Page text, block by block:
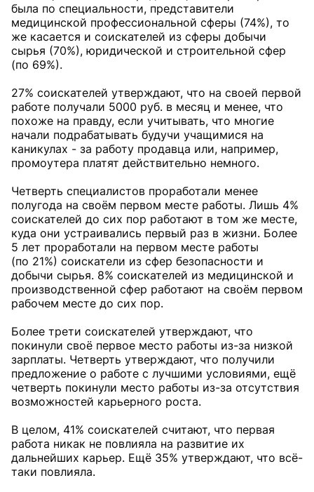
была по специальности, представители
медицинской профессиональной сферы (74%), то
же касается и соискателей из сферы добычи
сырья (70%), юридической и строительной сфер
(по 69%).
27% соискателей утверждают, что на своей первой
работе получали 5000 руб. в месяц и менее, что
похоже на правду, если учитывать, что многие
начали подрабатывать будучи учащимися на
каникулах - за работу продавца или, например,
промоутера платят действительно немного.
Четверть специалистов проработали менее
полугода на своём первом месте работы. Лишь 4%
соискателей до сих пор работают в том же месте,
куда они устраивались первый раз в жизни. Более
5 лет проработали на первом месте работы
(по 21%) соискатели из сфер безопасности и
добычи сырья. 8% соискателей из медицинской и
производственной сфер работают на своём первом
рабочем месте до сих пор.
Более трети соискателей утверждают, что
покинули своё первое место работы из-за низкой
зарплаты. Четверть утверждают, что получили
предложение о работе с лучшими условиями, ещё
четверть покинули место работы из-за отсутствия
возможностей карьерного роста.
В целом, 41% соискателей считают, что первая
работа никак не повлияла на развитие их
дальнейших карьер. Ещё 35% утверждают, что всё-
таки повлияла.